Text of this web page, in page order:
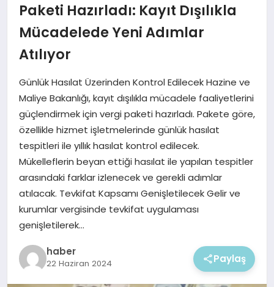
TEKNOLOJI
EKONOMI
MAGAZIN
Paketi Hazırladı: Kayıt Dışılıkla
Mücadelede Yeni Adımlar
Atılıyor
Günlük Hasılat Üzerinden Kontrol Edilecek Hazine ve
Maliye Bakanlığı, kayıt dışılıkla mücadele faaliyetlerini
güçlendirmek için vergi paketi hazırladı. Pakete göre,
özellikle hizmet işletmelerinde günlük hasılat
tespitleri ile yıllık hasılat kontrol edilecek.
Mükelleflerin beyan ettiği hasılat ile yapılan tespitler
arasındaki farklar izlenecek ve gerekli adımlar
atılacak. Tevkifat Kapsamı Genişletilecek Gelir ve
kurumlar vergisinde tevkifat uygulaması
genişletilerek…
haber
22 Haziran 2024 Paylaş